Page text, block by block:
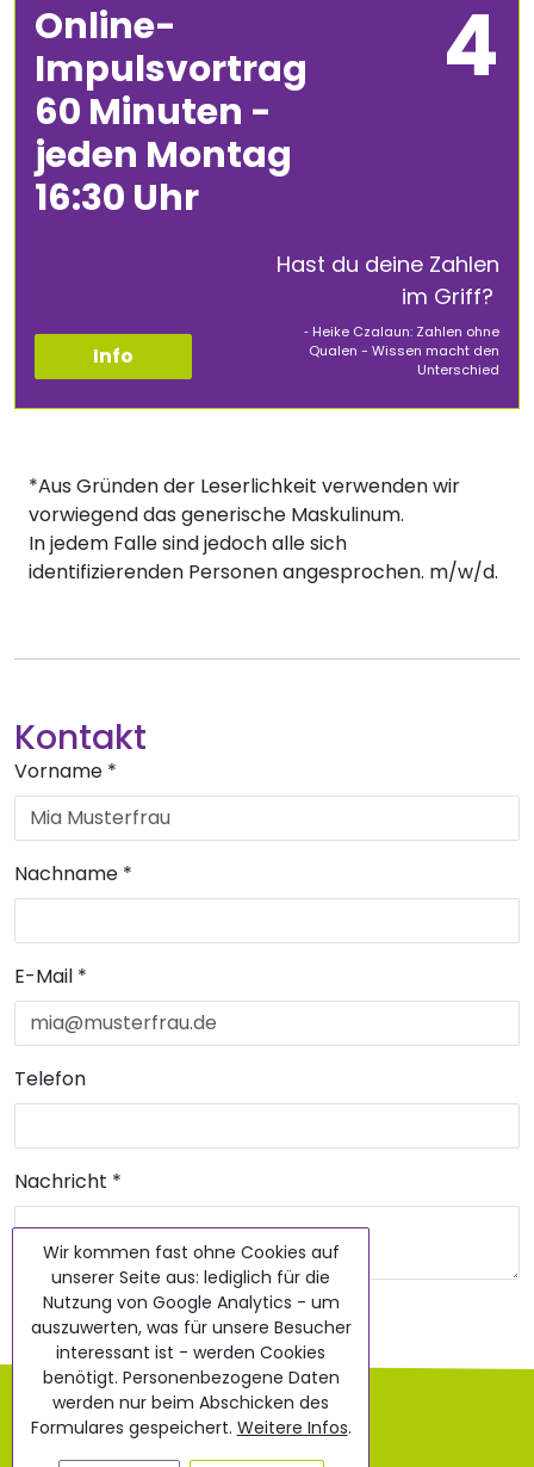
Online-
Impulsvortrag
60 Minuten -
jeden Montag
16:30 Uhr
Info
Hast du deine Zahlen
im Griff?
‐ Heike Czalaun: Zahlen ohne
Qualen - Wissen macht den
Unterschied
*Aus Gründen der Leserlichkeit verwenden wir
vorwiegend das generische Maskulinum.
In jedem Falle sind jedoch alle sich
identifizierenden Personen angesprochen. m/w/d.
Kontakt
Vorname *
Nachname *
E-Mail *
Telefon
Nachricht *
Nachricht senden
AGB
Wir kommen fast ohne Cookies auf
unserer Seite aus: lediglich für die
Nutzung von Google Analytics - um
auszuwerten, was für unsere Besucher
interessant ist - werden Cookies
benötigt. Personenbezogene Daten
werden nur beim Abschicken des
Formulares gespeichert. Weitere Infos.